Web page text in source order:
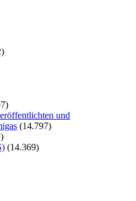
und
(14.797)
(14.369)